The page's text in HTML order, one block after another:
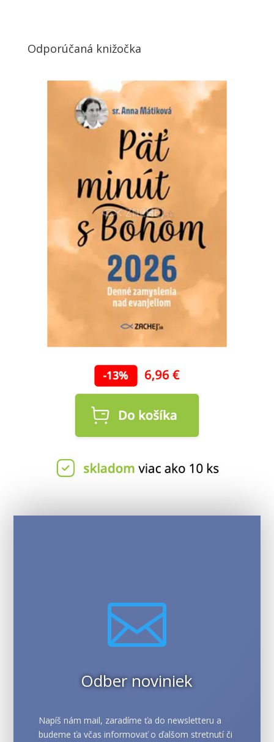
Odporúčaná knižočka

Odber noviniek
Napíš nám mail, zaradíme ťa do newsletteru a
budeme ťa včas informovať o ďalšom stretnutí či